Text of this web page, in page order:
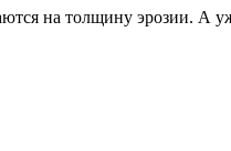
на толщину эрозии. А